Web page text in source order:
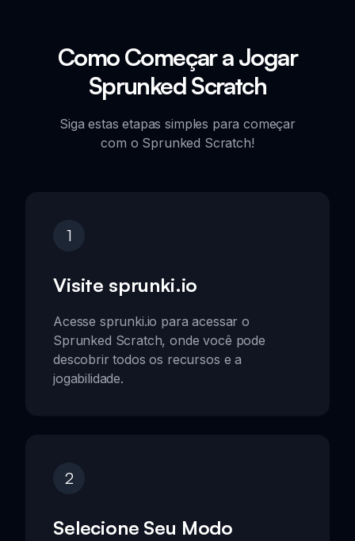
Como Começar a Jogar
Sprunked Scratch
Siga estas etapas simples para começar
com o Sprunked Scratch!
1
Visite sprunki.io
Acesse sprunki.io para acessar o
Sprunked Scratch, onde você pode
descobrir todos os recursos e a
jogabilidade.
2
Selecione Seu Modo